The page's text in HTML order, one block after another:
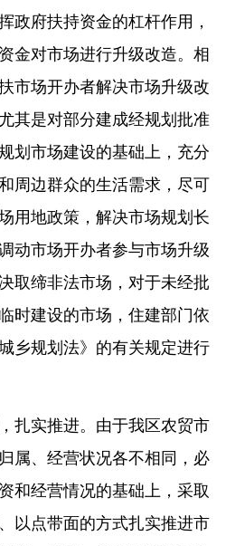
政府扶持资金的杠杆作用，
金对市场进行升级改造。相
市场开办者解决市场升级改
其是对部分建成经规划批准
划市场建设的基础上，充分
周边群众的生活需求，尽可
用地政策，解决市场规划长
动市场开办者参与市场升级
取缔非法市场，对于未经批
时建设的市场，住建部门依
乡规划法》的有关规定进行
实推进。由于我区农贸市
属、经营状况各不相同，必
和经营情况的基础上，采取
以点带面的方式扎实推进市